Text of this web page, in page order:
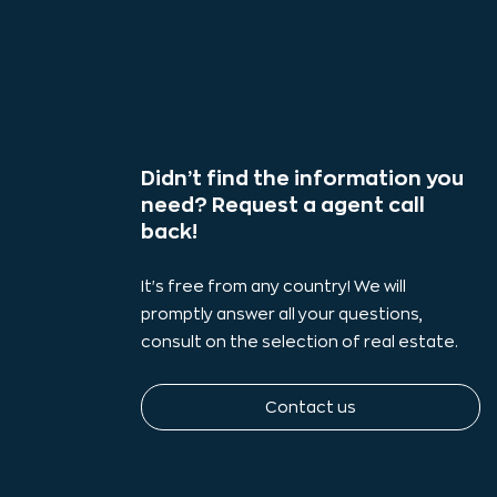
Didn’t find the information you
need? Request a agent call
back!
It's free from any country! We will
promptly answer all your questions,
consult on the selection of real estate.
Contact us